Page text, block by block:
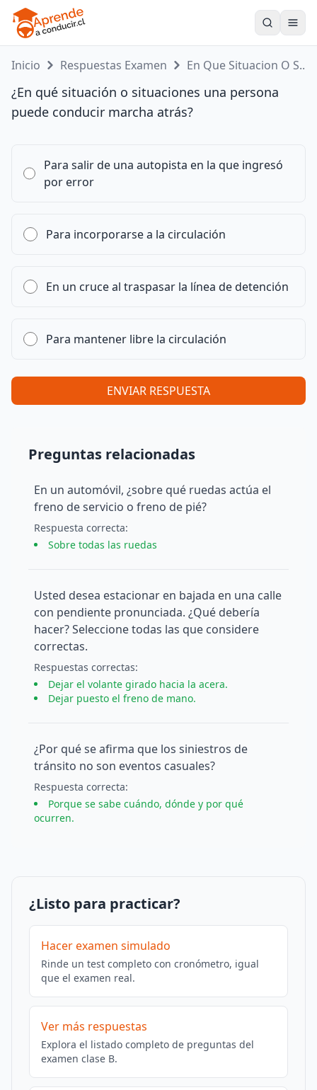
Inicio Respuestas Examen En Que Situacion O S...
¿En qué situación o situaciones una persona
puede conducir marcha atrás?
Para salir de una autopista en la que ingresó
por error
Para incorporarse a la circulación
En un cruce al traspasar la línea de detención
Para mantener libre la circulación
ENVIAR RESPUESTA
Preguntas relacionadas
En un automóvil, ¿sobre qué ruedas actúa el
freno de servicio o freno de pié?
Respuesta correcta:
Sobre todas las ruedas
Usted desea estacionar en bajada en una calle
con pendiente pronunciada. ¿Qué debería
hacer? Seleccione todas las que considere
correctas.
Respuestas correctas:
Dejar el volante girado hacia la acera.
Dejar puesto el freno de mano.
¿Por qué se afirma que los siniestros de
tránsito no son eventos casuales?
Respuesta correcta:
Porque se sabe cuándo, dónde y por qué
ocurren.
¿Listo para practicar?
Hacer examen simulado
Rinde un test completo con cronómetro, igual
que el examen real.
Ver más respuestas
Explora el listado completo de preguntas del
examen clase B.